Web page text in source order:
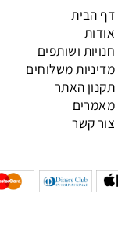
דף הבית
אודות
חנויות ושותפים
מדיניות משלוחים
תקנון האתר